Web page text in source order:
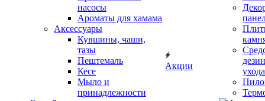
насосы
Ароматы для хамама
Аксессуары
Кувшины, чаши,
тазы
Пештемаль
Кесе
Мыло и
принадлежности
Акции
ухода